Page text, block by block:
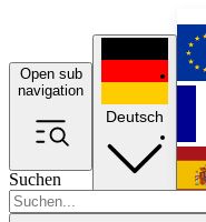
Open sub
navigation
Suchen
Deutsch